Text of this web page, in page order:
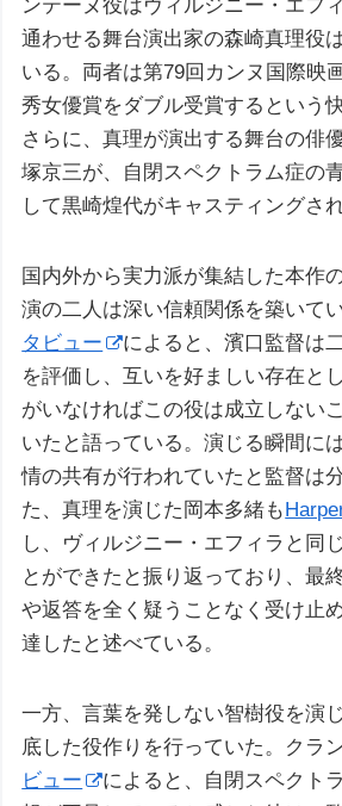
ンテーヌ役はヴィルジニー・エフ
通わせる舞台演出家の森崎真理役
いる。両者は第79回カンヌ国際映
秀女優賞をダブル受賞するという
さらに、真理が演出する舞台の俳
塚京三が、自閉スペクトラム症の
して黒崎煌代がキャスティングさ
国内外から実力派が集結した本作
演の二人は深い信頼関係を築いて
タビュー
によると、濱口監督は
を評価し、互いを好ましい存在と
がいなければこの役は成立しない
いたと語っている。演じる瞬間に
情の共有が行われていたと監督は
た、真理を演じた岡本多緒も
し、ヴィルジニー・エフィラと同
とができたと振り返っており、最
や返答を全く疑うことなく受け止
達したと述べている。
一方、言葉を発しない智樹役を演
底した役作りを行っていた。クラ
ビュー
によると、自閉スペクト